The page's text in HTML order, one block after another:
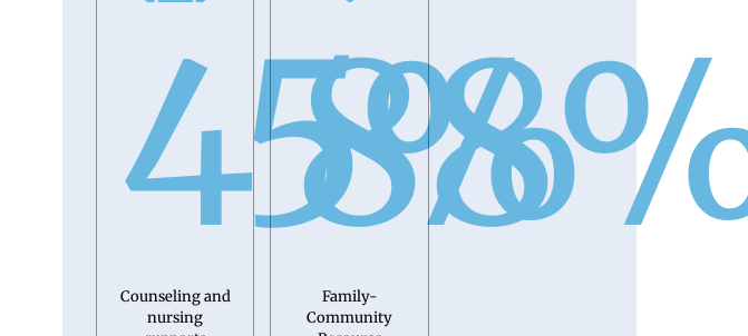
45%
Counseling and
nursing
88
Family-
Community